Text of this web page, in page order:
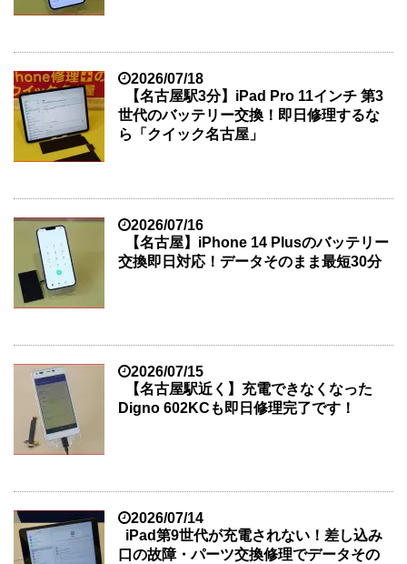
2026/07/18
【名古屋駅3分】iPad Pro 11インチ 第3
世代のバッテリー交換！即日修理するな
ら「クイック名古屋」
2026/07/16
【名古屋】iPhone 14 Plusのバッテリー
交換即日対応！データそのまま最短30分
2026/07/15
【名古屋駅近く】充電できなくなった
Digno 602KCも即日修理完了です！
2026/07/14
iPad第9世代が充電されない！差し込み
口の故障・パーツ交換修理でデータその